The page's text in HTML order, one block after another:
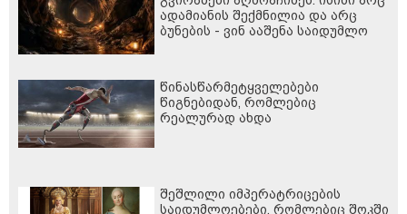
ადამიანის შექმნილია და არც
ბუნების - ვინ ააშენა საიდუმლო
წინასწარმეტყველებები
წიგნებიდან, რომლებიც
რეალურად ახდა
შეშლილი იმპერატრიცების
საიდუმლოებები, რომლებიც შოკში